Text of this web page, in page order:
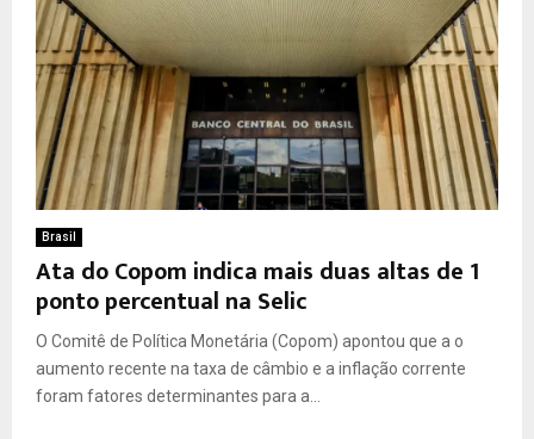
Brasil
Ata do Copom indica mais duas altas de 1
ponto percentual na Selic
O Comitê de Política Monetária (Copom) apontou que a o
aumento recente na taxa de câmbio e a inflação corrente
foram fatores determinantes para a...